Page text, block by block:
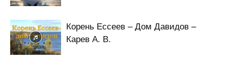
Корень Ессеев – Дом Давидов –
Карев А. В.